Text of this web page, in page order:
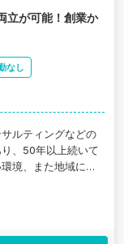
立が可能！創業か
なし
ルティングなどの
、50年以上続いて
境、また地域に根
の求人です。